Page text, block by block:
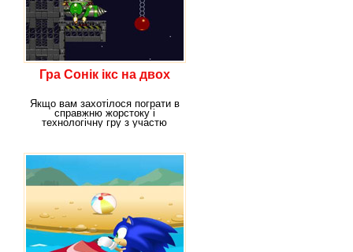
Гра Сонік ікс на двох
Якщо вам захотілося пограти в
справжню жорстоку і
технологічну гру з участю